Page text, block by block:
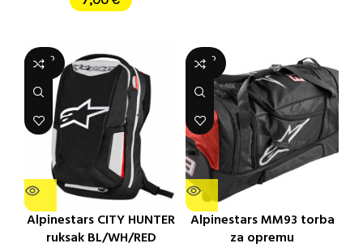
SOLD
OUT
Alpinestars CITY HUNTER
ruksak BL/WH/RED
SOLD
OUT
Alpinestars MM93 torba
za opremu